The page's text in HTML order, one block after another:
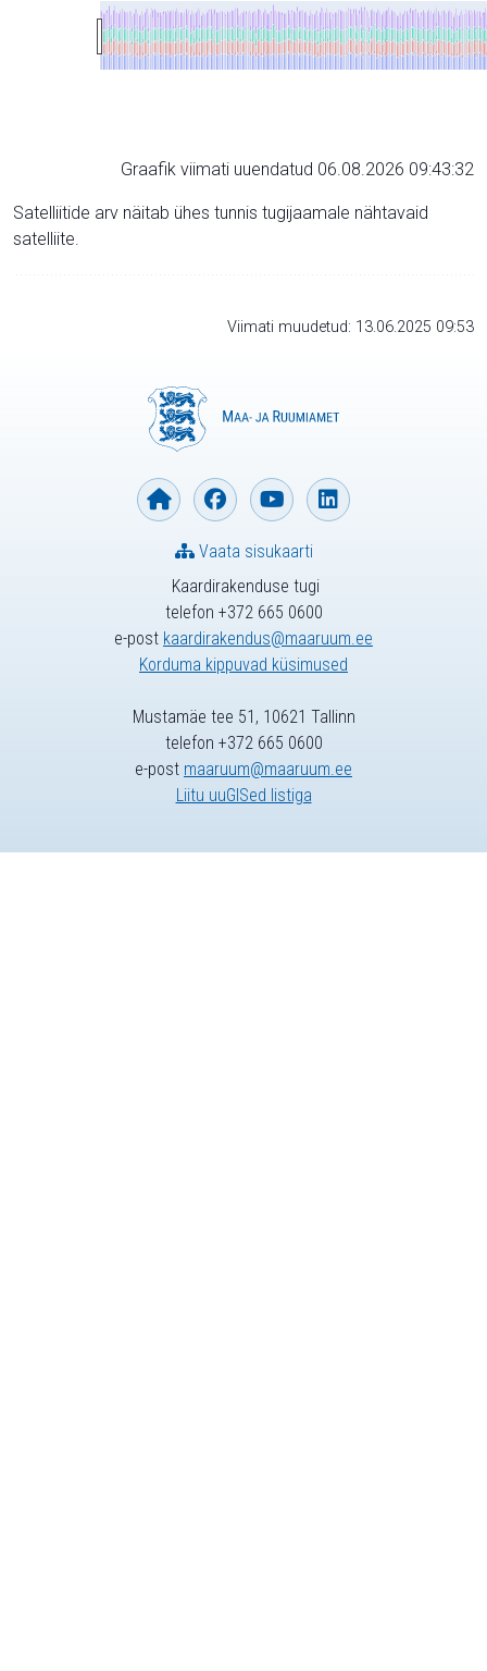
Graafik viimati uuendatud 06.08.2026 09:43:32
Satelliitide arv näitab ühes tunnis tugijaamale nähtavaid
satelliite.
Viimati muudetud: 13.06.2025 09:53
Kaardirakenduse tugi
telefon +372 665 0600
e-post kaardirakendus@maaruum.ee
Korduma kippuvad küsimused
Vaata sisukaarti
Mustamäe tee 51, 10621 Tallinn
telefon +372 665 0600
e-post maaruum@maaruum.ee
Liitu uuGISed listiga